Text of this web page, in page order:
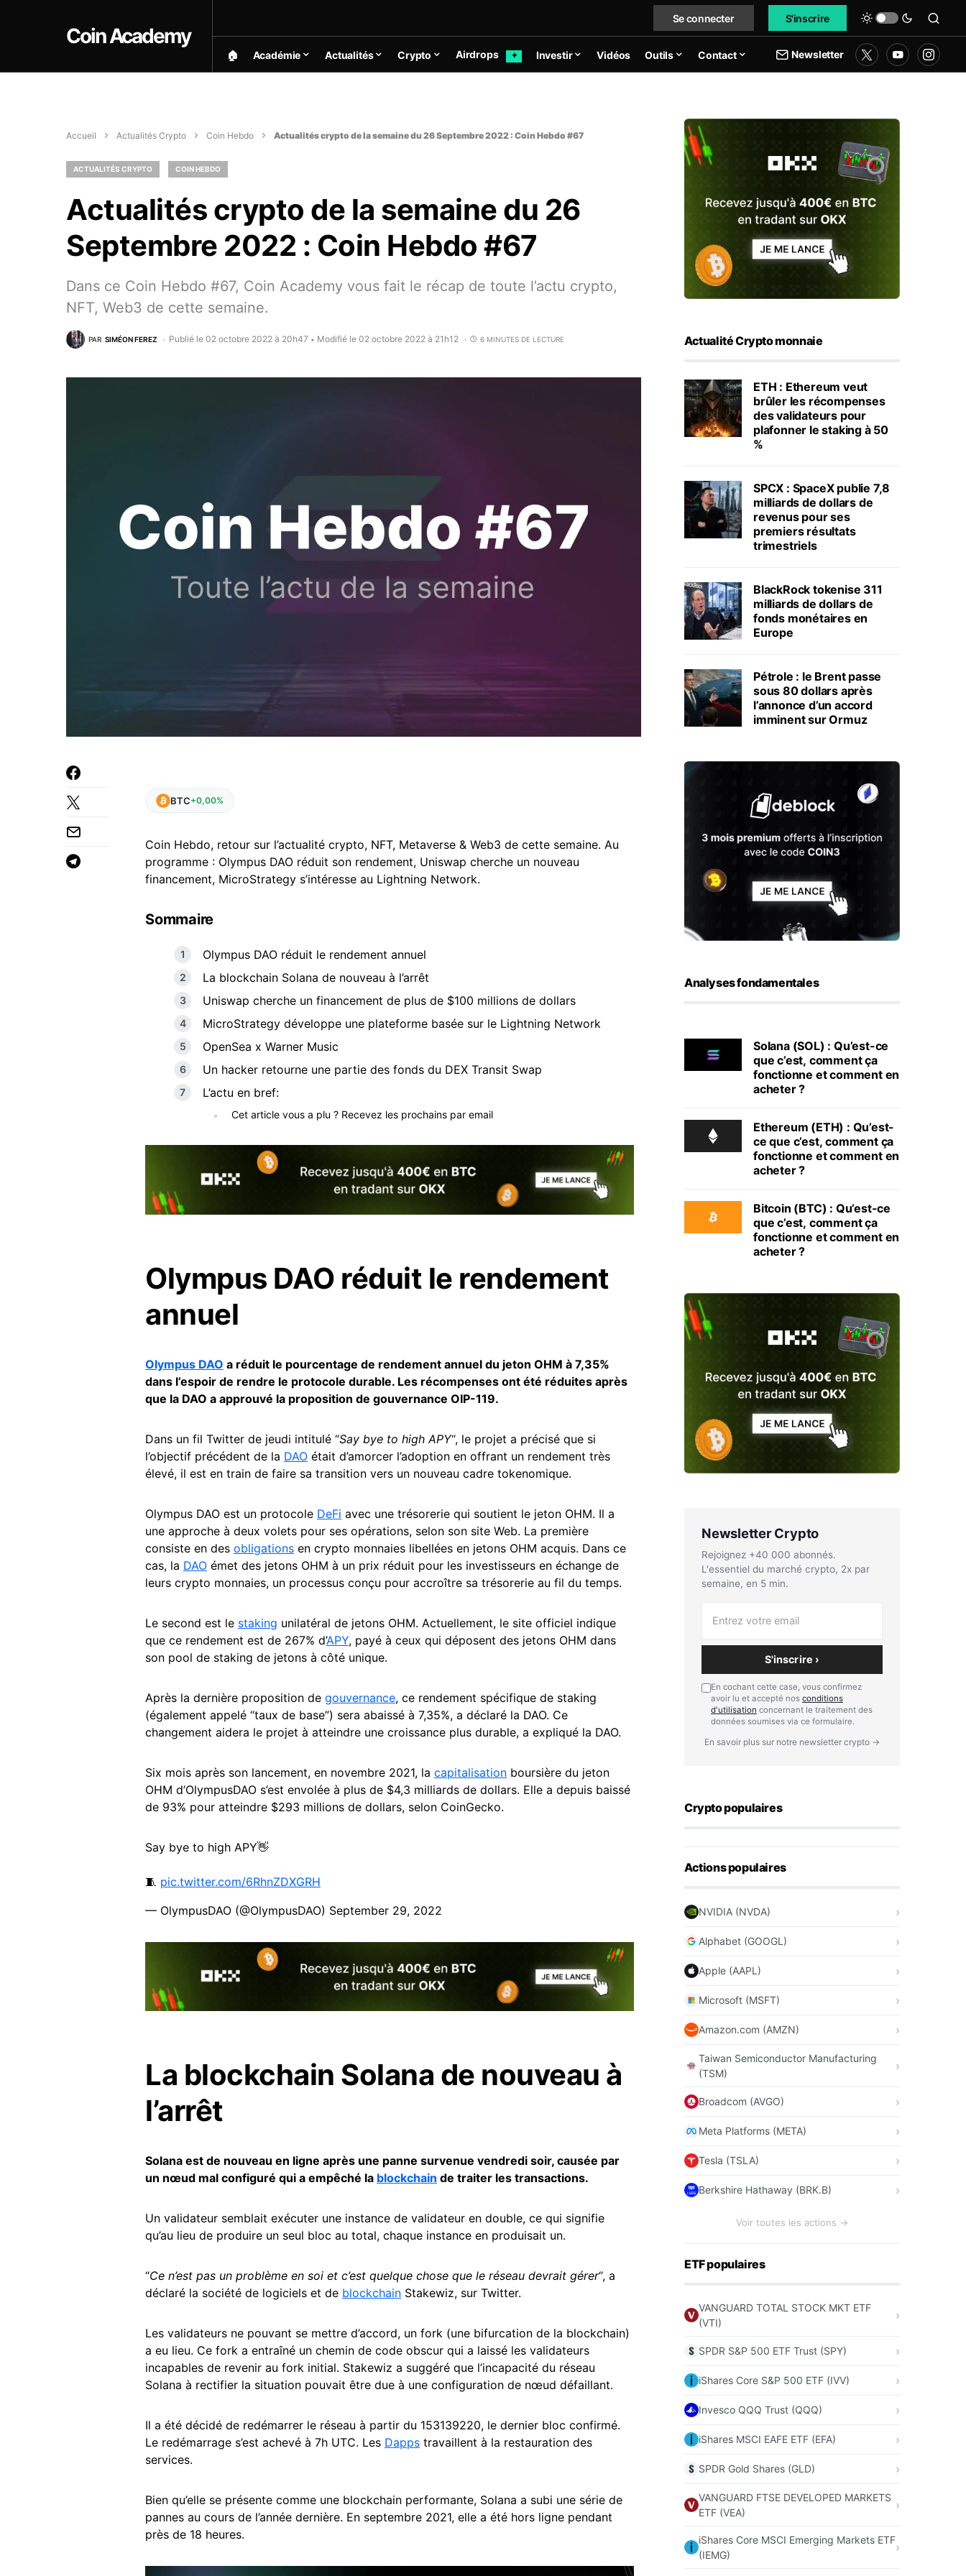
Coin Academy
Se connecter S'inscrire
🏠︎ Académie Actualités Crypto Airdrops ✦ Investir Vidéos Outils Contact Newsletter
Accueil Actualités Crypto Coin Hebdo Actualités crypto de la semaine du 26 Septembre 2022 : Coin Hebdo #67
ACTUALITÉS CRYPTO COIN HEBDO
Actualités crypto de la semaine du 26
Septembre 2022 : Coin Hebdo #67
Dans ce Coin Hebdo #67, Coin Academy vous fait le récap de toute l’actu crypto,
NFT, Web3 de cette semaine.
PAR SIMÉON FEREZ Publié le 02 octobre 2022 à 20h47 • Modifié le 02 octobre 2022 à 21h12 6 MINUTES DE LECTURE
BTC+0,00%
Coin Hebdo, retour sur l’actualité crypto, NFT, Metaverse & Web3 de cette semaine. Au
programme : Olympus DAO réduit son rendement, Uniswap cherche un nouveau
financement, MicroStrategy s’intéresse au Lightning Network.
Sommaire
Olympus DAO réduit le rendement annuel
La blockchain Solana de nouveau à l’arrêt
Uniswap cherche un financement de plus de $100 millions de dollars
MicroStrategy développe une plateforme basée sur le Lightning Network
OpenSea x Warner Music
Un hacker retourne une partie des fonds du DEX Transit Swap
L’actu en bref:
Cet article vous a plu ? Recevez les prochains par email
Olympus DAO réduit le rendement
annuel
Olympus DAO a réduit le pourcentage de rendement annuel du jeton OHM à 7,35%
dans l’espoir de rendre le protocole durable. Les récompenses ont été réduites après
que la DAO a approuvé la proposition de gouvernance OIP-119.
Dans un fil Twitter de jeudi intitulé “Say bye to high APY“, le projet a précisé que si
l’objectif précédent de la DAO était d’amorcer l’adoption en offrant un rendement très
élevé, il est en train de faire sa transition vers un nouveau cadre tokenomique.
Olympus DAO est un protocole DeFi avec une trésorerie qui soutient le jeton OHM. Il a
une approche à deux volets pour ses opérations, selon son site Web. La première
consiste en des obligations en crypto monnaies libellées en jetons OHM acquis. Dans ce
cas, la DAO émet des jetons OHM à un prix réduit pour les investisseurs en échange de
leurs crypto monnaies, un processus conçu pour accroître sa trésorerie au fil du temps.
Le second est le staking unilatéral de jetons OHM. Actuellement, le site officiel indique
que ce rendement est de 267% d’APY, payé à ceux qui déposent des jetons OHM dans
son pool de staking de jetons à côté unique.
Après la dernière proposition de gouvernance, ce rendement spécifique de staking
(également appelé “taux de base”) sera abaissé à 7,35%, a déclaré la DAO. Ce
changement aidera le projet à atteindre une croissance plus durable, a expliqué la DAO.
Six mois après son lancement, en novembre 2021, la capitalisation boursière du jeton
OHM d’OlympusDAO s’est envolée à plus de $4,3 milliards de dollars. Elle a depuis baissé
de 93% pour atteindre $293 millions de dollars, selon CoinGecko.
Say bye to high APY👋
🧵 pic.twitter.com/6RhnZDXGRH
— OlympusDAO (@OlympusDAO) September 29, 2022
La blockchain Solana de nouveau à
l’arrêt
Solana est de nouveau en ligne après une panne survenue vendredi soir, causée par
un nœud mal configuré qui a empêché la blockchain de traiter les transactions.
Un validateur semblait exécuter une instance de validateur en double, ce qui signifie
qu’au lieu de produire un seul bloc au total, chaque instance en produisait un.
“Ce n’est pas un problème en soi et c’est quelque chose que le réseau devrait gérer“, a
déclaré la société de logiciels et de blockchain Stakewiz, sur Twitter.
Les validateurs ne pouvant se mettre d’accord, un fork (une bifurcation de la blockchain)
a eu lieu. Ce fork a entraîné un chemin de code obscur qui a laissé les validateurs
incapables de revenir au fork initial. Stakewiz a suggéré que l’incapacité du réseau
Solana à rectifier la situation pouvait être due à une configuration de nœud défaillant.
Il a été décidé de redémarrer le réseau à partir du 153139220, le dernier bloc confirmé.
Le redémarrage s’est achevé à 7h UTC. Les Dapps travaillent à la restauration des
services.
Bien qu’elle se présente comme une blockchain performante, Solana a subi une série de
pannes au cours de l’année dernière. En septembre 2021, elle a été hors ligne pendant
près de 18 heures.
Actualité Crypto monnaie
ETH : Ethereum veut
brûler les récompenses
des validateurs pour
plafonner le staking à 50
%
SPCX : SpaceX publie 7,8
milliards de dollars de
revenus pour ses
premiers résultats
trimestriels
BlackRock tokenise 311
milliards de dollars de
fonds monétaires en
Europe
Pétrole : le Brent passe
sous 80 dollars après
l’annonce d’un accord
imminent sur Ormuz
Analyses fondamentales
Solana (SOL) : Qu’est-ce
que c’est, comment ça
fonctionne et comment en
acheter ?
Ethereum (ETH) : Qu’est-
ce que c’est, comment ça
fonctionne et comment en
acheter ?
Bitcoin (BTC) : Qu’est-ce
que c’est, comment ça
fonctionne et comment en
acheter ?
Newsletter Crypto
Rejoignez +40 000 abonnés.
L'essentiel du marché crypto, 2x par
semaine, en 5 min.
S'inscrire ›
En cochant cette case, vous confirmez
avoir lu et accepté nos conditions
d'utilisation concernant le traitement des
données soumises via ce formulaire.
En savoir plus sur notre newsletter crypto →
Crypto populaires
Actions populaires
NVIDIA (NVDA)
Alphabet (GOOGL)
Apple (AAPL)
Microsoft (MSFT)
Amazon.com (AMZN)
Taiwan Semiconductor Manufacturing
(TSM)
Broadcom (AVGO)
Meta Platforms (META)
Tesla (TSLA)
Berkshire Hathaway (BRK.B)
Voir toutes les actions →
ETF populaires
VANGUARD TOTAL STOCK MKT ETF
(VTI)
SPDR S&P 500 ETF Trust (SPY)
iShares Core S&P 500 ETF (IVV)
Invesco QQQ Trust (QQQ)
iShares MSCI EAFE ETF (EFA)
SPDR Gold Shares (GLD)
VANGUARD FTSE DEVELOPED MARKETS
ETF (VEA)
iShares Core MSCI Emerging Markets ETF
(IEMG)